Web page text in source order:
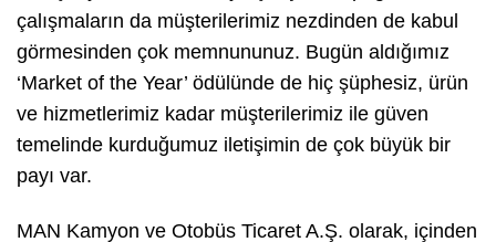
çalışmaların da müşterilerimiz nezdinden de kabul
görmesinden çok memnununuz. Bugün aldığımız
‘Market of the Year’ ödülünde de hiç şüphesiz, ürün
ve hizmetlerimiz kadar müşterilerimiz ile güven
temelinde kurduğumuz iletişimin de çok büyük bir
payı var.
MAN Kamyon ve Otobüs Ticaret A.Ş. olarak, içinden